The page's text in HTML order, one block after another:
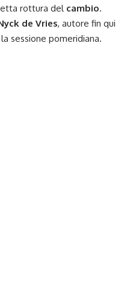
rottura del cambio.
de Vries, autore fin qui
sessione pomeridiana.